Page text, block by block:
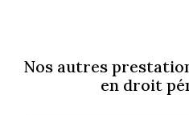
Nos autres
en droit